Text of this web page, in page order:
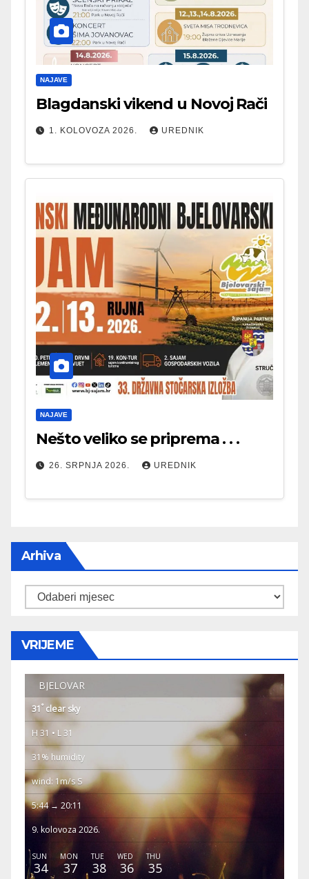
NAJAVE
Blagdanski vikend u Novoj Rači
1. KOLOVOZA 2026. UREDNIK
NAJAVE
Nešto veliko se priprema . . .
26. SRPNJA 2026. UREDNIK
Arhiva
Arhiva
VRIJEME
BJELOVAR
31° clear sky
H 31 • L 31
31% humidity
wind: 1m/s S
5:44 → 20:11
9. kolovoza 2026.
SUN
34
MON
37
TUE
38
WED
36
THU
35